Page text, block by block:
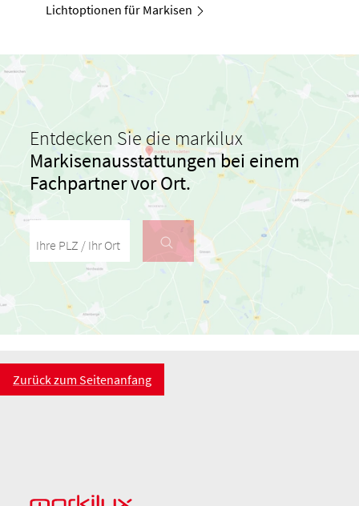
Lichtoptionen für Markisen
Entdecken Sie die markilux
Markisenausstattungenbei einem
Fachpartner vor Ort.
Ihre PLZ / Ihr Ort
Zurück zum Seitenanfang